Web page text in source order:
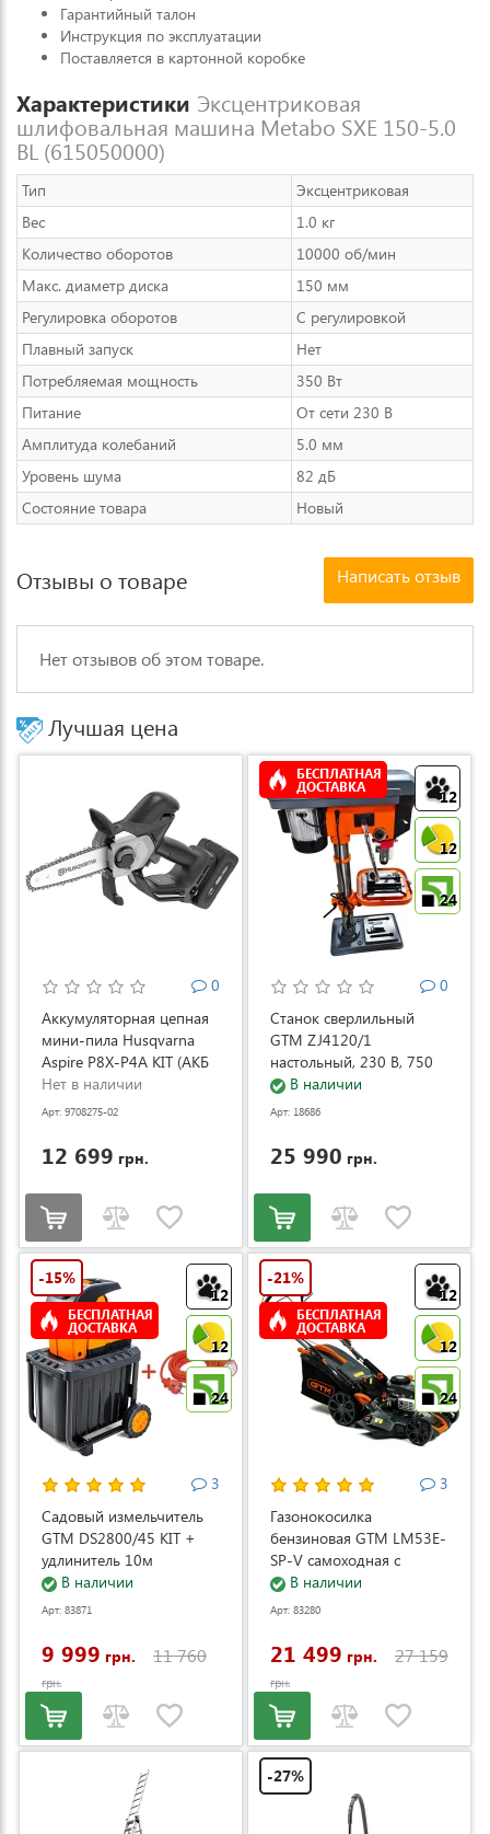
Гарантийный талон
Инструкция по эксплуатации
Поставляется в картонной коробке
Характеристики Эксцентриковая
шлифовальная машина Metabo SXE 150-5.0
BL (615050000)
Тип
Эксцентриковая
Вес
1.0 кг
Количество оборотов
10000 об/мин
Макс. диаметр диска
150 мм
Регулировка оборотов
С регулировкой
Плавный запуск
Нет
Потребляемая мощность
350 Вт
Питание
От сети 230 В
Амплитуда колебаний
5.0 мм
Уровень шума
82 дБ
Состояние товара
Новый
Отзывы о товаре Написать отзыв
Нет отзывов об этом товаре.
Лучшая цена
0
Аккумуляторная цепная
мини-пила Husqvarna
Aspire P8X-P4A KIT (АКБ
и ЗУ) (9708275-02)
Нет в наличии
Арт: 9708275-02
12 699 грн.
12
12
24
БЕСПЛАТНАЯ
ДОСТАВКА
0
Станок сверлильный
GTM ZJ4120/1
настольный, 230 В, 750
Вт (ZJ4120/1)
В наличии
Арт: 18686
25 990 грн.
12
12
24
-15%
БЕСПЛАТНАЯ
ДОСТАВКА
3
Садовый измельчитель
GTM DS2800/45 KIT +
удлинитель 10м
(DS2800/45_KIT+ext.cord)
В наличии
Арт: 83871
9 999 грн. 11 760
грн.
12
12
24
-21%
БЕСПЛАТНАЯ
ДОСТАВКА
3
Газонокосилка
бензиновая GTM LM53E-
SP-V самоходная с
электростартером и
регулировкой скорости
В наличии
Арт: 83280
21 499 грн. 27 159
грн.
-27%